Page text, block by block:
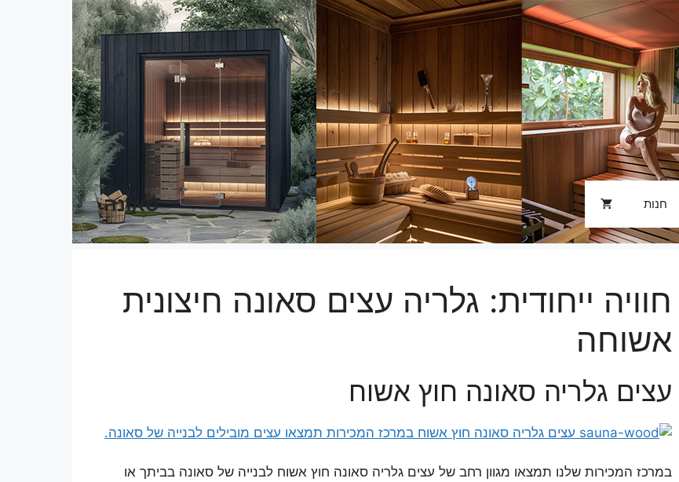
סאונה חנות
חוויה ייחודית: גלריה עצים סאונה חיצונית
אשוחה
עצים גלריה סאונה חוץ אשוח
במרכז המכירות שלנו תמצאו מגוון רחב של עצים גלריה סאונה חוץ אשוח לבנייה של סאונה בביתך או